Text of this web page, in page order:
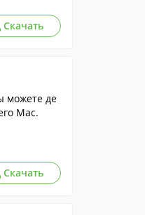
Скачать
можете де
Mac.
Скачать